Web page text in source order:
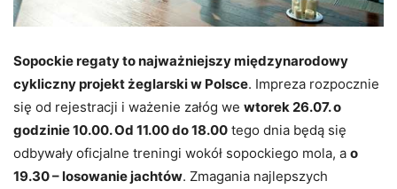
Sopockie regaty to najważniejszy międzynarodowy
cykliczny projekt żeglarski w Polsce. Impreza rozpocznie
się od rejestracji i ważenie załóg we wtorek 26.07. o
godzinie 10.00. Od 11.00 do 18.00 tego dnia będą się
odbywały oficjalne treningi wokół sopockiego mola, a o
19.30 – losowanie jachtów. Zmagania najlepszych